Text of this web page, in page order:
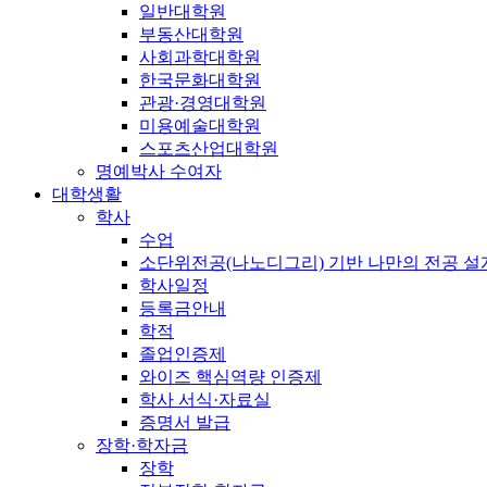
일반대학원
부동산대학원
사회과학대학원
한국문화대학원
관광·경영대학원
미용예술대학원
스포츠산업대학원
명예박사 수여자
대학생활
학사
수업
소단위전공(나노디그리) 기반 나만의 전공 설
학사일정
등록금안내
학적
졸업인증제
와이즈 핵심역량 인증제
학사 서식·자료실
증명서 발급
장학·학자금
장학